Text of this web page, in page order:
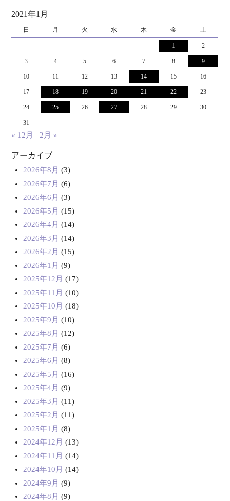
2021年1月
日 月 火 水 木 金 土
1 2
3 4 5 6 7 8 9
10 11 12 13 14 15 16
17 18 19 20 21 22 23
24 25 26 27 28 29 30
31
« 12月 2月 »
アーカイブ
2026年8月 (3)
2026年7月 (6)
2026年6月 (3)
2026年5月 (15)
2026年4月 (14)
2026年3月 (14)
2026年2月 (15)
2026年1月 (9)
2025年12月 (17)
2025年11月 (10)
2025年10月 (18)
2025年9月 (10)
2025年8月 (12)
2025年7月 (6)
2025年6月 (8)
2025年5月 (16)
2025年4月 (9)
2025年3月 (11)
2025年2月 (11)
2025年1月 (8)
2024年12月 (13)
2024年11月 (14)
2024年10月 (14)
2024年9月 (9)
2024年8月 (9)